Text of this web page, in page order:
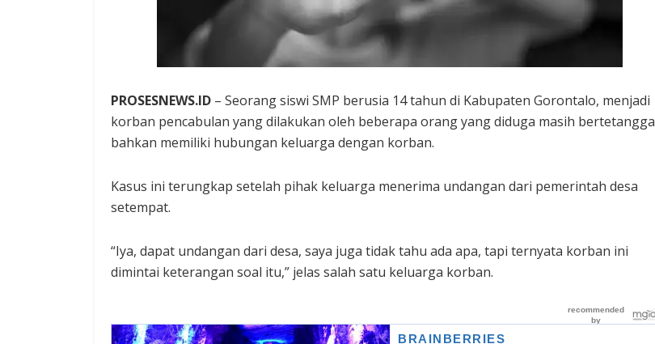
PROSESNEWS.ID – Seorang siswi SMP berusia 14 tahun di Kabupaten Gorontalo, menjadi
korban pencabulan yang dilakukan oleh beberapa orang yang diduga masih bertetangga
bahkan memiliki hubungan keluarga dengan korban.
Kasus ini terungkap setelah pihak keluarga menerima undangan dari pemerintah desa
setempat.
“Iya, dapat undangan dari desa, saya juga tidak tahu ada apa, tapi ternyata korban ini
dimintai keterangan soal itu,” jelas salah satu keluarga korban.